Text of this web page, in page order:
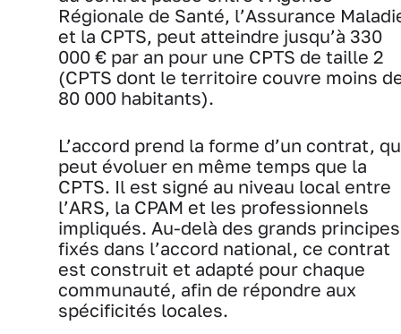
Régionale de Santé, l’Assurance
et la CPTS, peut atteindre jusqu’à 330
000 € par an pour une CPTS de taille 2
(CPTS dont le territoire couvre moins
80 000 habitants).
L’accord prend la forme d’un contrat,
peut évoluer en même temps que la
CPTS. Il est signé au niveau local entre
l’ARS, la CPAM et les professionnels
impliqués. Au-delà des grands principes
fixés dans l’accord national, ce contrat
est construit et adapté pour chaque
communauté, afin de répondre aux
spécificités locales.